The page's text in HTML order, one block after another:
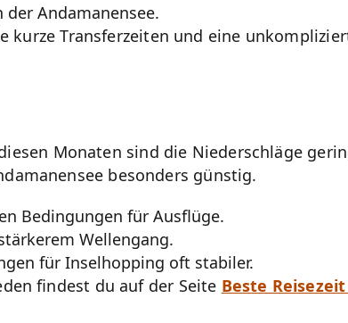
der Andamanensee.
kurze Transferzeiten und eine
Monaten sind die Niederschläge
besonders günstig.
Bedingungen für Ausflüge.
Wellengang.
für Inselhopping oft stabiler.
findest du auf der Seite Beste